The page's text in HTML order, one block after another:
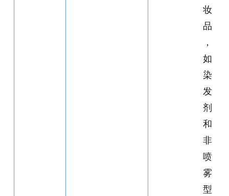
妆
品
，
如
染
发
剂
和
非
喷
雾
型